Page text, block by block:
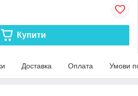
Купити
Доставка Оплата Умови